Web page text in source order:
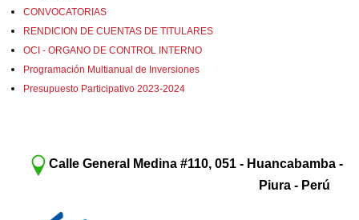
CONVOCATORIAS
RENDICION DE CUENTAS DE TITULARES
OCI - ORGANO DE CONTROL INTERNO
Programación Multianual de Inversiones
Presupuesto Participativo 2023-2024
Calle General Medina #110, 051 - Huancabamba -
Piura - Perú